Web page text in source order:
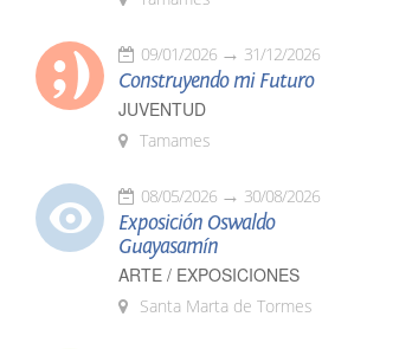
09/01/2026 31/12/2026
Construyendo mi Futuro
JUVENTUD
Tamames
08/05/2026 30/08/2026
Exposición Oswaldo
Guayasamín
ARTE / EXPOSICIONES
Santa Marta de Tormes